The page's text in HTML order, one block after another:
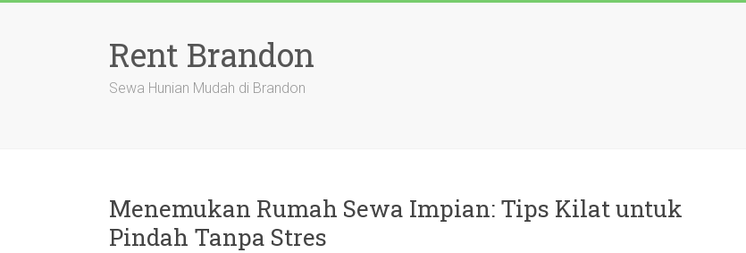
Rent Brandon
Sewa Hunian Mudah di Brandon
Menemukan Rumah Sewa Impian: Tips Kilat untuk
Pindah Tanpa Stres